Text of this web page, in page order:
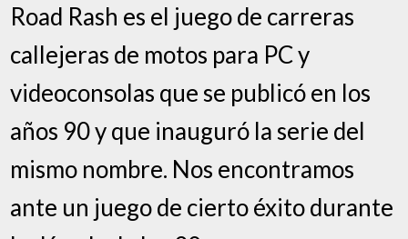
Road Rash es el juego de carreras
callejeras de motos para PC y
videoconsolas que se publicó en los
años 90 y que inauguró la serie del
mismo nombre. Nos encontramos
ante un juego de cierto éxito durante